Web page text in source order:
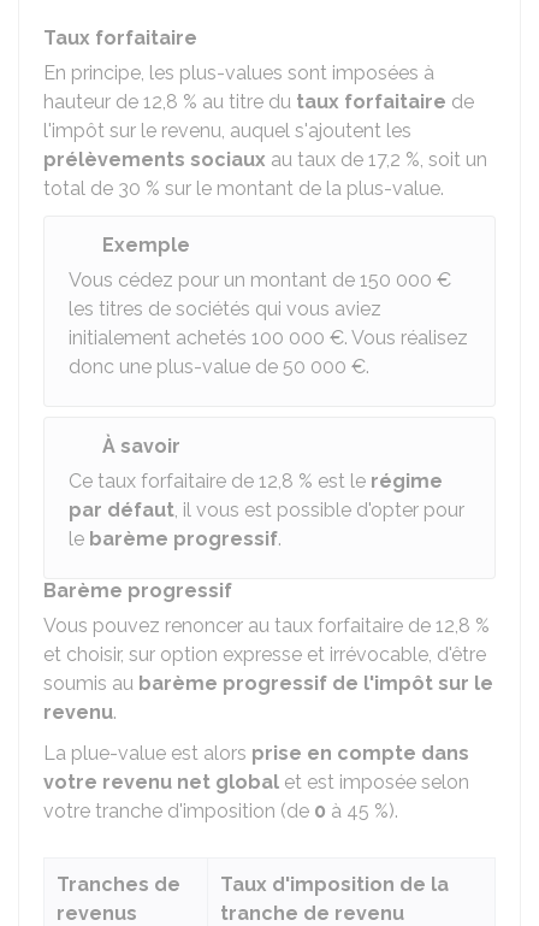
Taux forfaitaire
En principe, les plus-values sont imposées à
hauteur de 12,8 % au titre du taux forfaitaire de
l'impôt sur le revenu, auquel s'ajoutent les
prélèvements sociaux au taux de 17,2 %, soit un
total de 30 % sur le montant de la plus-value.
Exemple
Vous cédez pour un montant de 150 000 €
les titres de sociétés qui vous aviez
initialement achetés 100 000 €. Vous réalisez
donc une plus-value de 50 000 €.
À savoir
Ce taux forfaitaire de 12,8 % est le régime
par défaut, il vous est possible d'opter pour
le barème progressif.
Barème progressif
Vous pouvez renoncer au taux forfaitaire de 12,8 %
et choisir, sur option expresse et irrévocable, d'être
soumis au barème progressif de l'impôt sur le
revenu.
La plue-value est alors prise en compte dans
votre revenu net global et est imposée selon
votre tranche d'imposition (de 0 à 45 %).
Tranches de
revenus
Taux d'imposition de la
tranche de revenu